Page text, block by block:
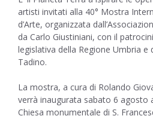
artisti invitati alla 40° Mostra
d’Arte, organizzata
da Carlo Giustiniani, con il
legislativa della Regione Umbria e
Tadino.
La mostra, a cura di Rolando
verrà inaugurata sabato 6 agosto
Chiesa monumentale di S.